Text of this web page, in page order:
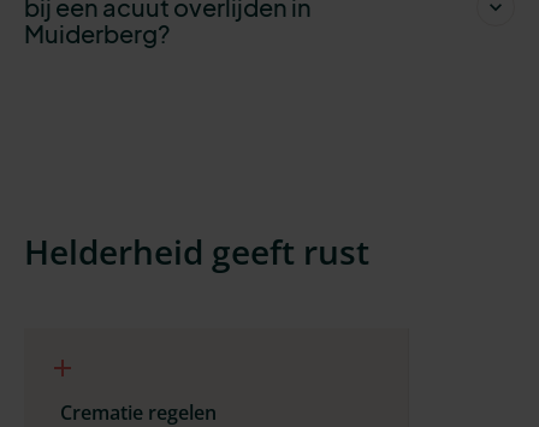
bij een acuut overlijden in
Muiderberg?
Helderheid geeft rust
Crematie regelen